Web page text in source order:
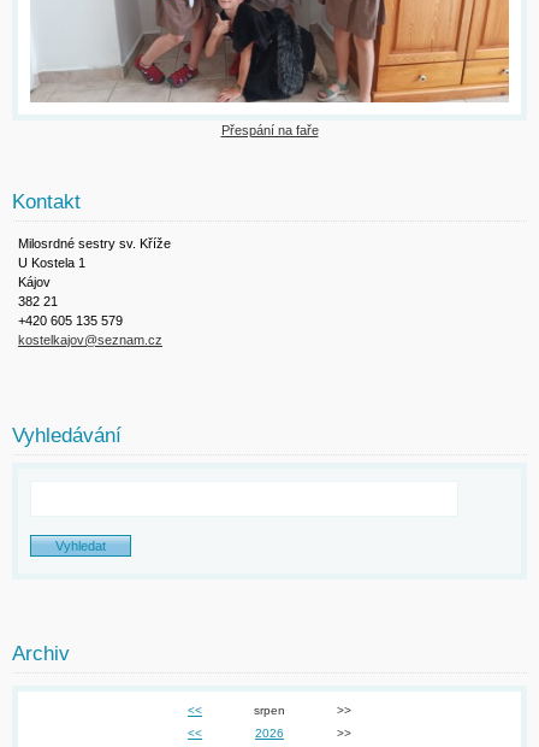
Přespání na faře
Kontakt
Milosrdné sestry sv. Kříže
U Kostela 1
Kájov
382 21
+420 605 135 579
kostelkajov@seznam.cz
Vyhledávání
Archiv
<< srpen
>>
<<
2026 >>